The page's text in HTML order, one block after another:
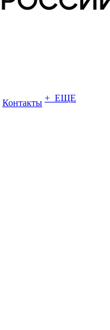
Контакты + ЕЩЕ